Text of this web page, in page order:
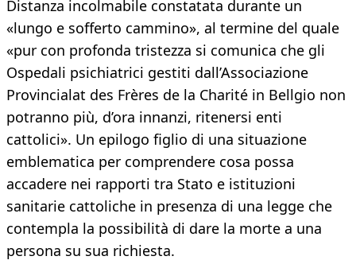
Distanza incolmabile constatata durante un
«lungo e sofferto cammino», al termine del quale
«pur con profonda tristezza si comunica che gli
Ospedali psichiatrici gestiti dall’Associazione
Provincialat des Frères de la Charité in Bellgio non
potranno più, d’ora innanzi, ritenersi enti
cattolici». Un epilogo figlio di una situazione
emblematica per comprendere cosa possa
accadere nei rapporti tra Stato e istituzioni
sanitarie cattoliche in presenza di una legge che
contempla la possibilità di dare la morte a una
persona su sua richiesta.